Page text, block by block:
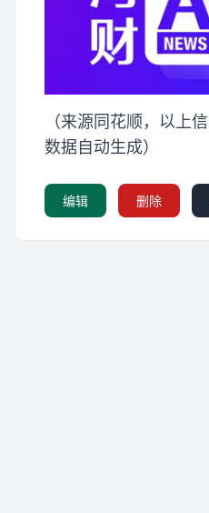
（来源同花顺，以上
数据自动生成）
编辑 删除